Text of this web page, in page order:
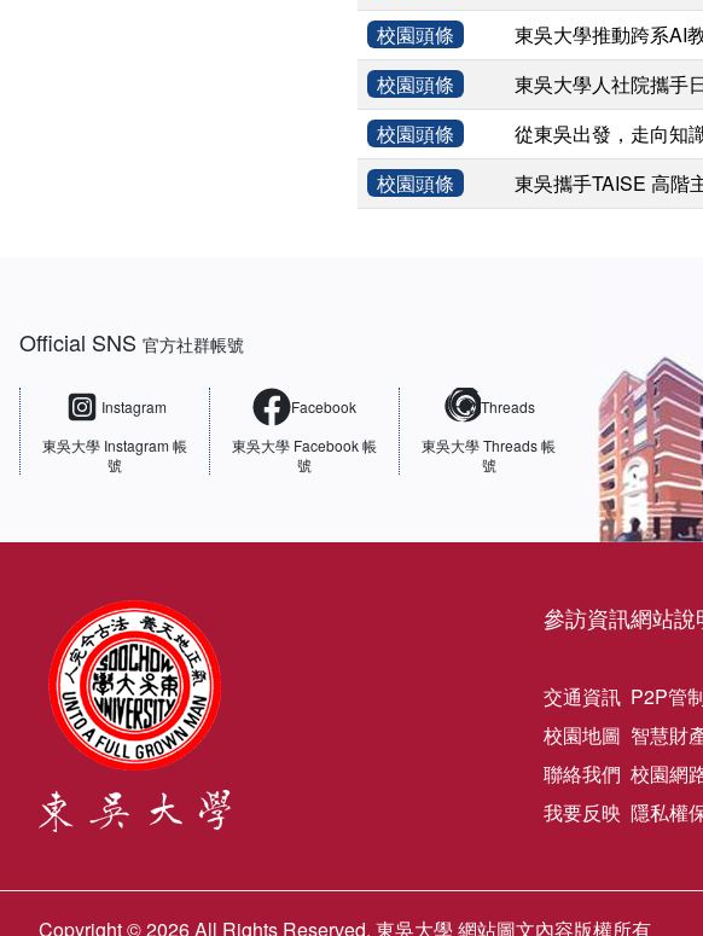
校園頭條
東吳大學推動跨系AI
校園頭條
東吳大學人社院攜手
校園頭條
從東吳出發，走向知
校園頭條
東吳攜手TAISE 高階
Official SNS 官方社群帳號
Instagram
東吳大學 Instagram 帳
號
Facebook
東吳大學 Facebook 帳
號
Threads
東吳大學Threads 帳
號
參訪資訊
交通資訊
校園地圖
聯絡我們
我要反映
網站說
P2P管
智慧財
校園網
隱私權
Copyright © 2026 All Rights Reserved. 東吳大學 網站圖文內容版權所有